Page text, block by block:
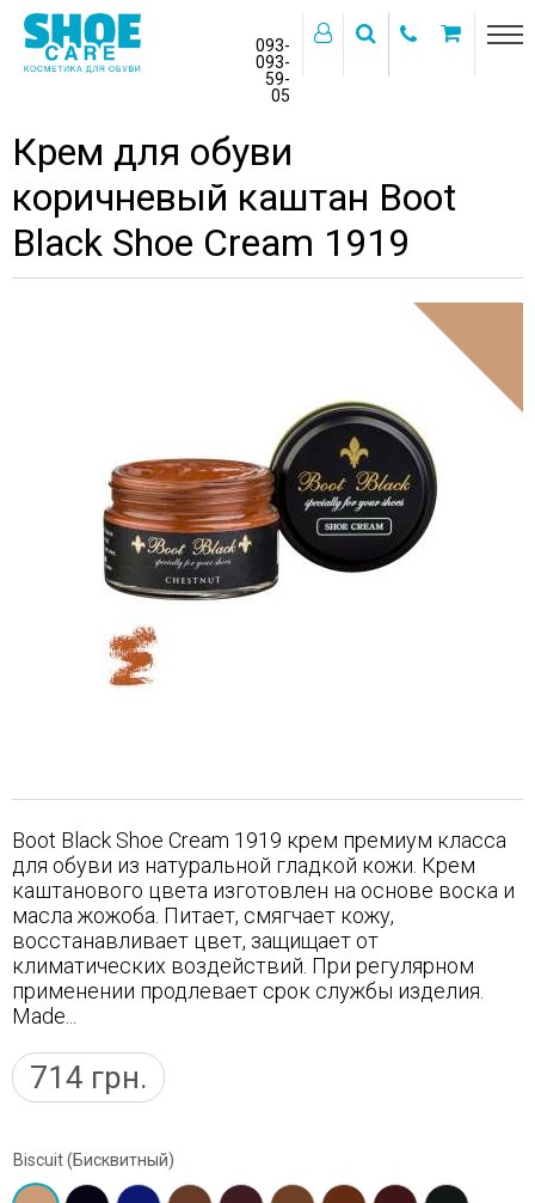
093-
093-
59-
05
Крем для обуви
коричневый каштан Boot
Black Shoe Cream 1919
Boot Black Shoe Cream 1919 крем премиум класса
для обуви из натуральной гладкой кожи. Крем
каштанового цвета изготовлен на основе воска и
масла жожоба. Питает, смягчает кожу,
восстанавливает цвет, защищает от
климатических воздействий. При регулярном
применении продлевает срок службы изделия.
Made...
714 грн.
Biscuit (Бисквитный)